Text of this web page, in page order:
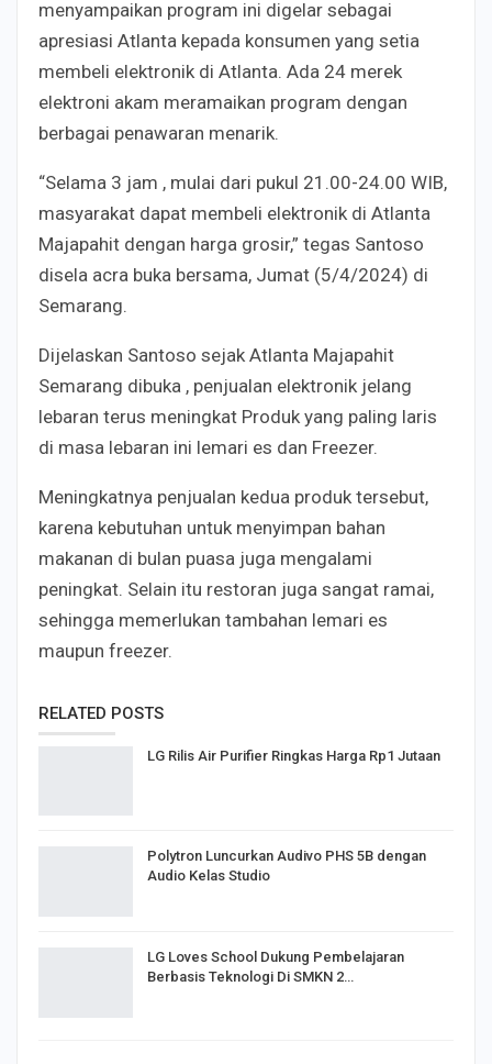
menyampaikan program ini digelar sebagai
apresiasi Atlanta kepada konsumen yang setia
membeli elektronik di Atlanta. Ada 24 merek
elektroni akam meramaikan program dengan
berbagai penawaran menarik.
“Selama 3 jam , mulai dari pukul 21.00-24.00 WIB,
masyarakat dapat membeli elektronik di Atlanta
Majapahit dengan harga grosir,” tegas Santoso
disela acra buka bersama, Jumat (5/4/2024) di
Semarang.
Dijelaskan Santoso sejak Atlanta Majapahit
Semarang dibuka , penjualan elektronik jelang
lebaran terus meningkat Produk yang paling laris
di masa lebaran ini lemari es dan Freezer.
Meningkatnya penjualan kedua produk tersebut,
karena kebutuhan untuk menyimpan bahan
makanan di bulan puasa juga mengalami
peningkat. Selain itu restoran juga sangat ramai,
sehingga memerlukan tambahan lemari es
maupun freezer.
RELATED POSTS
LG Rilis Air Purifier Ringkas Harga Rp1 Jutaan
Polytron Luncurkan Audivo PHS 5B dengan
Audio Kelas Studio
LG Loves School Dukung Pembelajaran
Berbasis Teknologi Di SMKN 2…